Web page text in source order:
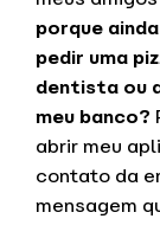
porque
pedir uma
dentista ou
meu banco?
abrir meu
contato da
mensagem